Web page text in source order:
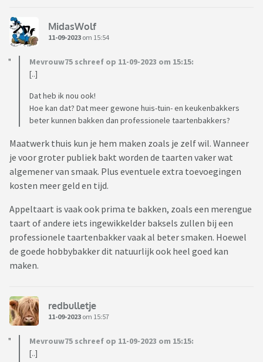
MidasWolf
11-09-2023 om 15:54
Mevrouw75 schreef op 11-09-2023 om 15:15:
[..]
Dat heb ik nou ook!
Hoe kan dat? Dat meer gewone huis-tuin- en keukenbakkers
beter kunnen bakken dan professionele taartenbakkers?
Maatwerk thuis kun je hem maken zoals je zelf wil. Wanneer
je voor groter publiek bakt worden de taarten vaker wat
algemener van smaak. Plus eventuele extra toevoegingen
kosten meer geld en tijd.
Appeltaart is vaak ook prima te bakken, zoals een merengue
taart of andere iets ingewikkelder baksels zullen bij een
professionele taartenbakker vaak al beter smaken. Hoewel
de goede hobbybakker dit natuurlijk ook heel goed kan
maken.
redbulletje
11-09-2023 om 15:57
Mevrouw75 schreef op 11-09-2023 om 15:15:
[..]